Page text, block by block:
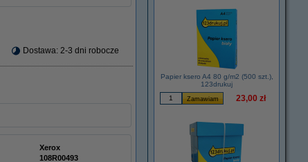
Dostawa: 2-3 dni robocze
Xerox
108R00493
Papier ksero A4 80 g/m2 (500 szt.),
123drukuj
23,00 zł